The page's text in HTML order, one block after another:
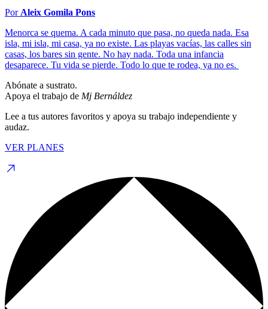
Por Aleix Gomila Pons
Menorca se quema. A cada minuto que pasa, no queda nada. Esa
isla, mi isla, mi casa, ya no existe. Las playas vacías, las calles sin
casas, los bares sin gente. No hay nada. Toda una infancia
desaparece. Tu vida se pierde. Todo lo que te rodea, ya no es.
Abónate a sustrato.
Apoya el trabajo de Mj Bernáldez
Lee a tus autores favoritos y apoya su trabajo independiente y
audaz.
VER PLANES